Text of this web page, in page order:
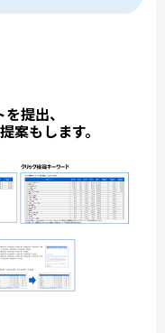
提出、
案もします。